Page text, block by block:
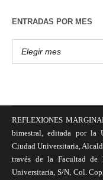
ENTRADAS POR MES
REFLEXIONES
bimestral, editada por la
Ciudad Universitaria,
través de la Facultad de
Universitaria, S/N, Col.